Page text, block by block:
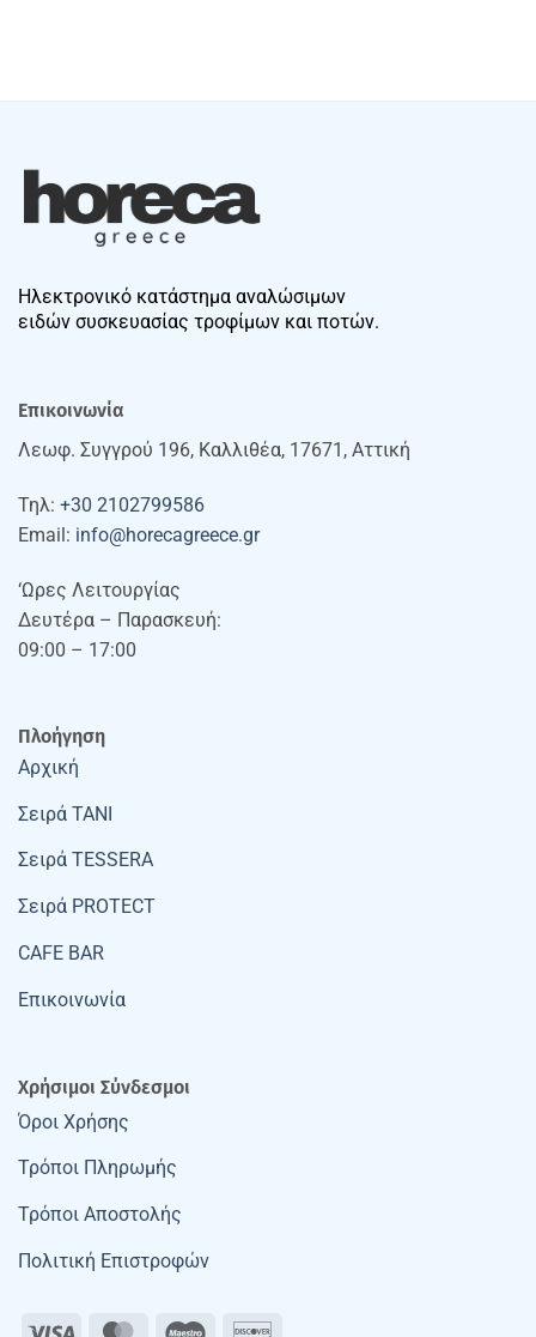
Ηλεκτρονικό κατάστημα αναλώσιμων
ειδών συσκευασίας τροφίμων και ποτών.
Επικοινωνία
Λεωφ. Συγγρού 196, Καλλιθέα, 17671, Αττική
Τηλ: +30 2102799586
Email: info@horecagreece.gr
‘Ωρες Λειτουργίας
Δευτέρα – Παρασκευή:
09:00 – 17:00
Πλοήγηση
Αρχική
Σειρά TANI
Σειρά TESSERA
Σειρά PROTECT
CAFE BAR
Επικοινωνία
Χρήσιμοι Σύνδεσμοι
Όροι Χρήσης
Τρόποι Πληρωμής
Τρόποι Αποστολής
Πολιτική Επιστροφών
Visa MasterCardMaestro